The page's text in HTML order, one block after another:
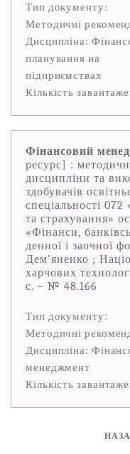
Тип документу:
Методичні
Дисципліна:
планування на
підприємствах
Кількість
Фінансовий
ресурс] :
дисципліни та
здобувачів
спеціальності
та страхування»
«Фінанси,
денної і заочної
Дем’яненко ;
харчових
с. – № 48.166
Тип документу:
Методичні
Дисципліна:
менеджмент
Кількість